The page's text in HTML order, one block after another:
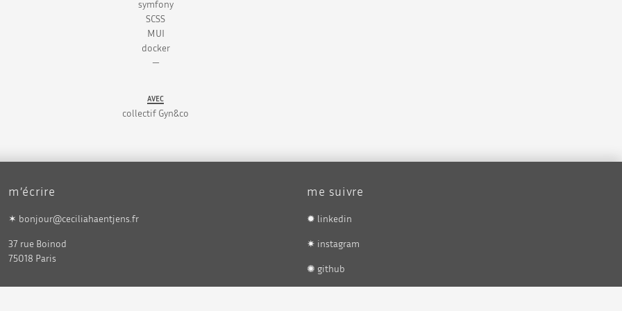
symfony
SCSS
MUI
docker
—
AVEC
collectif Gyn&co
m’écrire
✶ bonjour@ceciliahaentjens.fr
37 rue Boinod
75018 Paris
me suivre
✹ linkedin
✷ instagram
✺ github